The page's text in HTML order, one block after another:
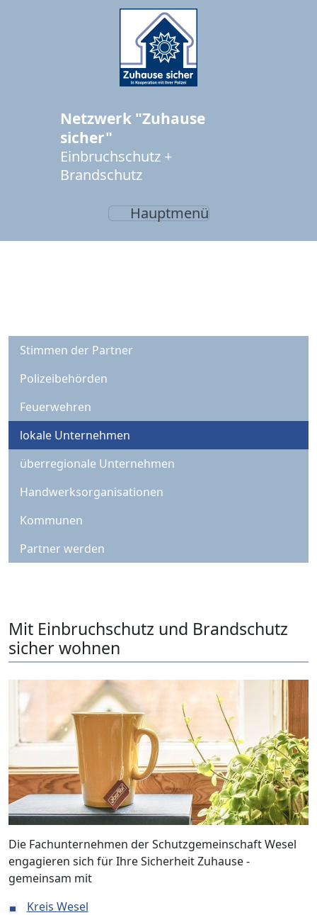
Netzwerk "Zuhause
sicher"
Einbruchschutz +
Brandschutz
Hauptmenü
Stimmen der Partner
Polizeibehörden
Feuerwehren
lokale Unternehmen
überregionale Unternehmen
Handwerksorganisationen
Kommunen
Partner werden
Mit Einbruchschutz und Brandschutz
sicher wohnen
Die Fachunternehmen der Schutzgemeinschaft Wesel
engagieren sich für Ihre Sicherheit Zuhause -
gemeinsam mit
Kreis Wesel